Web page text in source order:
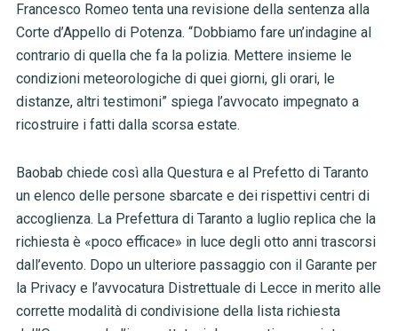
Francesco Romeo tenta una revisione della sentenza alla
Corte d’Appello di Potenza. “Dobbiamo fare un’indagine al
contrario di quella che fa la polizia. Mettere insieme le
condizioni meteorologiche di quei giorni, gli orari, le
distanze, altri testimoni” spiega l’avvocato impegnato a
ricostruire i fatti dalla scorsa estate.
Baobab chiede così alla Questura e al Prefetto di Taranto
un elenco delle persone sbarcate e dei rispettivi centri di
accoglienza. La Prefettura di Taranto a luglio replica che la
richiesta è «poco efficace» in luce degli otto anni trascorsi
dall’evento. Dopo un ulteriore passaggio con il Garante per
la Privacy e l’avvocatura Distrettuale di Lecce in merito alle
corrette modalità di condivisione della lista richiesta